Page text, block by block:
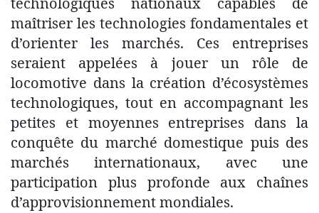
maîtriser les technologies fondamentales et
d’orienter les marchés. Ces entreprises
seraient appelées à jouer un rôle de
locomotive dans la création d’écosystèmes
technologiques, tout en accompagnant les
petites et moyennes entreprises dans la
conquête du marché domestique puis des
marchés internationaux, avec une
participation plus profonde aux chaînes
d’approvisionnement mondiales.